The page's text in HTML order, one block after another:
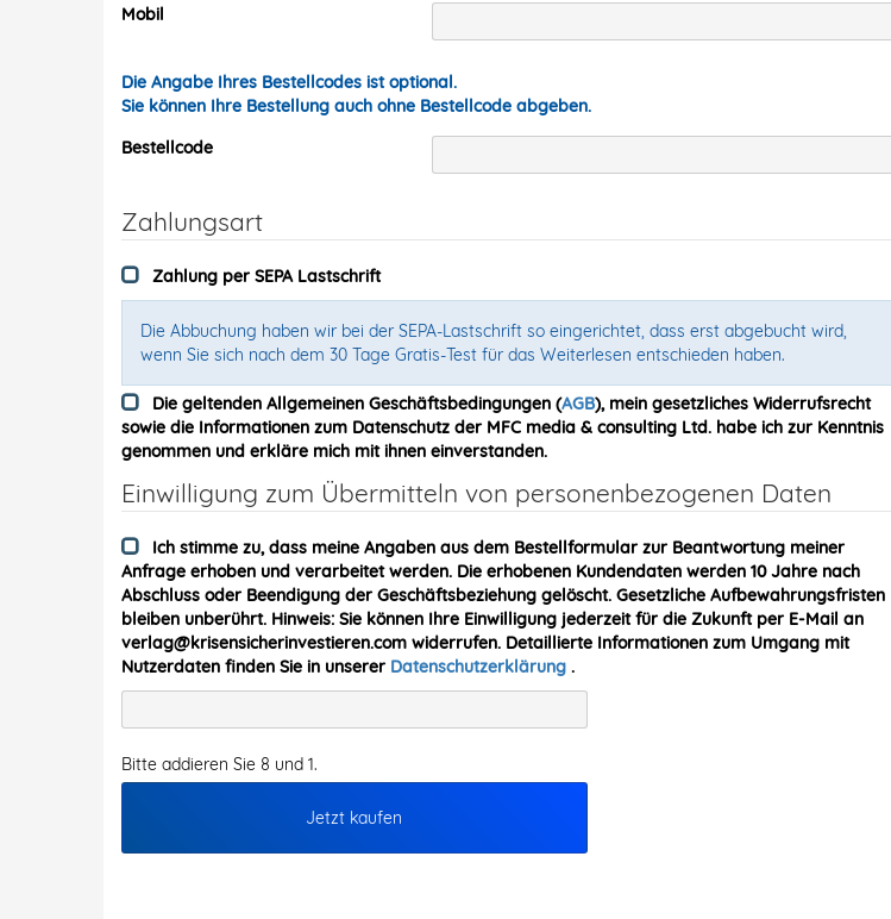
Mobil
Die Angabe Ihres Bestellcodes ist optional.
Sie können Ihre Bestellung auch ohne Bestellcode abgeben.
Bestellcode
Zahlungsart
Zahlung per SEPA Lastschrift
Die Abbuchung haben wir bei der SEPA-Lastschrift so eingerichtet, dass erst abgebucht wird,
wenn Sie sich nach dem 30 Tage Gratis-Test für das Weiterlesen entschieden haben.
Die geltenden Allgemeinen Geschäftsbedingungen (AGB), mein gesetzliches Widerrufsrecht
sowie die Informationen zum Datenschutz der MFC media & consulting Ltd. habe ich zur Kenntnis
genommen und erkläre mich mit ihnen einverstanden.
Einwilligung zum Übermitteln von personenbezogenen Daten
Ich stimme zu, dass meine Angaben aus dem Bestellformular zur Beantwortung meiner
Anfrage erhoben und verarbeitet werden. Die erhobenen Kundendaten werden 10 Jahre nach
Abschluss oder Beendigung der Geschäftsbeziehung gelöscht. Gesetzliche Aufbewahrungsfristen
bleiben unberührt. Hinweis: Sie können Ihre Einwilligung jederzeit für die Zukunft per E-Mail an
verlag@krisensicherinvestieren.com widerrufen. Detaillierte Informationen zum Umgang mit
Nutzerdaten finden Sie in unserer Datenschutzerklärung .
Bitte addieren Sie 8 und 1.
Jetzt kaufen